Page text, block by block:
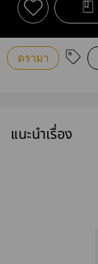
ดรามา
แนะนำเรื่อง